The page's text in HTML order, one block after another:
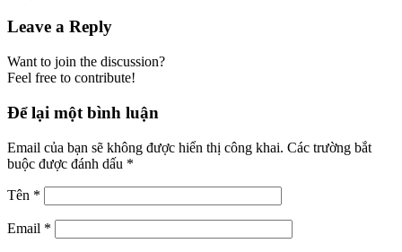
Leave a Reply
Want to join the discussion?
Feel free to contribute!
Để lại một bình luận
Email của bạn sẽ không được hiển thị công khai. Các trường bắt
buộc được đánh dấu *
Tên *
Email *